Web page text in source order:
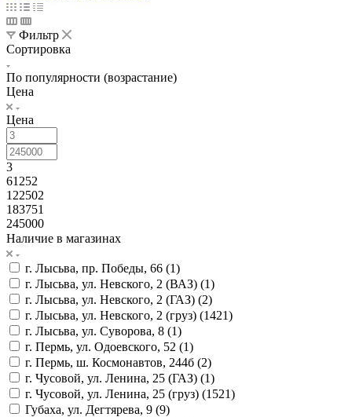
Фильтр
Сортировка
По популярности (возрастание)
Цена
Цена
3
61252
122502
183751
245000
Наличие в магазинах
г. Лысьва, пр. Победы, 66 (1)
г. Лысьва, ул. Невского, 2 (ВАЗ) (1)
г. Лысьва, ул. Невского, 2 (ГАЗ) (2)
г. Лысьва, ул. Невского, 2 (груз) (1421)
г. Лысьва, ул. Суворова, 8 (1)
г. Пермь, ул. Одоевского, 52 (1)
г. Пермь, ш. Космонавтов, 244б (2)
г. Чусовой, ул. Ленина, 25 (ГАЗ) (1)
г. Чусовой, ул. Ленина, 25 (груз) (1521)
Губаха, ул. Дегтярева, 9 (9)